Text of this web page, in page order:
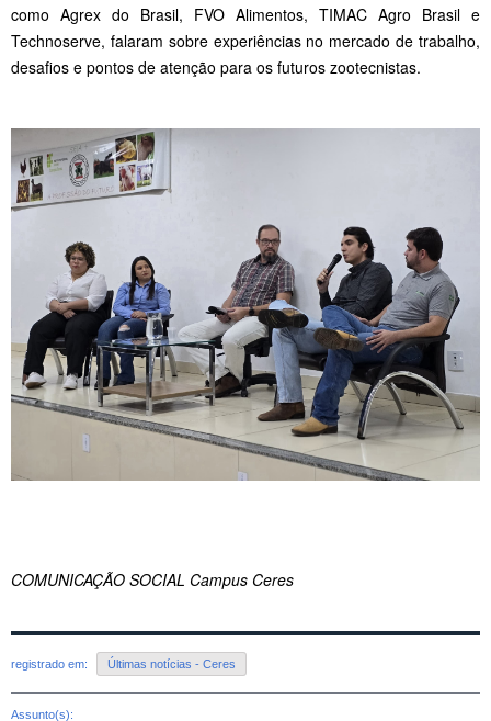
como Agrex do Brasil, FVO Alimentos, TIMAC Agro Brasil e
Technoserve, falaram sobre experiências no mercado de trabalho,
desafios e pontos de atenção para os futuros zootecnistas.
COMUNICAÇÃO SOCIAL Campus Ceres
registrado em: Últimas notícias - Ceres
Assunto(s):